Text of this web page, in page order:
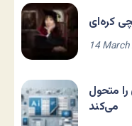
کره‌ای
14
متحول
می‌کند